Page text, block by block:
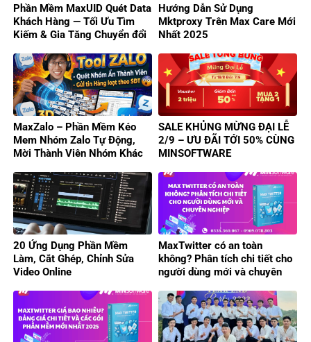
Phần Mềm MaxUID Quét Data
Khách Hàng — Tối Ưu Tìm
Kiếm & Gia Tăng Chuyển đổi
Hướng Dẫn Sử Dụng
Mktproxy Trên Max Care Mới
Nhất 2025
MaxZalo – Phần Mềm Kéo
Mem Nhóm Zalo Tự Động,
Mời Thành Viên Nhóm Khác
SALE KHỦNG MỪNG ĐẠI LỄ
2/9 – ƯU ĐÃI TỚI 50% CÙNG
MINSOFTWARE
20 Ứng Dụng Phần Mềm
Làm, Cắt Ghép, Chỉnh Sửa
Video Online
MaxTwitter có an toàn
không? Phân tích chi tiết cho
người dùng mới và chuyên